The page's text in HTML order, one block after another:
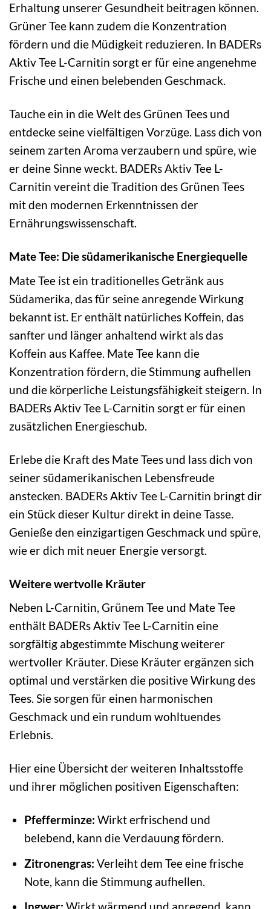
Erhaltung unserer Gesundheit beitragen können.
Grüner Tee kann zudem die Konzentration
fördern und die Müdigkeit reduzieren. In BADERs
Aktiv Tee L-Carnitin sorgt er für eine angenehme
Frische und einen belebenden Geschmack.
Tauche ein in die Welt des Grünen Tees und
entdecke seine vielfältigen Vorzüge. Lass dich von
seinem zarten Aroma verzaubern und spüre, wie
er deine Sinne weckt. BADERs Aktiv Tee L-
Carnitin vereint die Tradition des Grünen Tees
mit den modernen Erkenntnissen der
Ernährungswissenschaft.
Mate Tee: Die südamerikanische Energiequelle
Mate Tee ist ein traditionelles Getränk aus
Südamerika, das für seine anregende Wirkung
bekannt ist. Er enthält natürliches Koffein, das
sanfter und länger anhaltend wirkt als das
Koffein aus Kaffee. Mate Tee kann die
Konzentration fördern, die Stimmung aufhellen
und die körperliche Leistungsfähigkeit steigern. In
BADERs Aktiv Tee L-Carnitin sorgt er für einen
zusätzlichen Energieschub.
Erlebe die Kraft des Mate Tees und lass dich von
seiner südamerikanischen Lebensfreude
anstecken. BADERs Aktiv Tee L-Carnitin bringt dir
ein Stück dieser Kultur direkt in deine Tasse.
Genieße den einzigartigen Geschmack und spüre,
wie er dich mit neuer Energie versorgt.
Weitere wertvolle Kräuter
Neben L-Carnitin, Grünem Tee und Mate Tee
enthält BADERs Aktiv Tee L-Carnitin eine
sorgfältig abgestimmte Mischung weiterer
wertvoller Kräuter. Diese Kräuter ergänzen sich
optimal und verstärken die positive Wirkung des
Tees. Sie sorgen für einen harmonischen
Geschmack und ein rundum wohltuendes
Erlebnis.
Hier eine Übersicht der weiteren Inhaltsstoffe
und ihrer möglichen positiven Eigenschaften:
Pfefferminze: Wirkt erfrischend und
belebend, kann die Verdauung fördern.
Zitronengras: Verleiht dem Tee eine frische
Note, kann die Stimmung aufhellen.